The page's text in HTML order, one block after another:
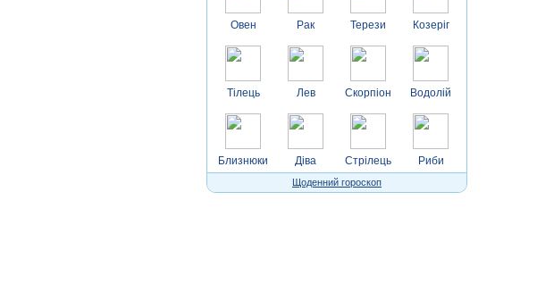
Овен
Тілець
Близнюки
Рак
Лев
Діва
Терези
Скорпіон
Стрілець
Козеріг
Водолій
Риби
Щоденний гороскоп